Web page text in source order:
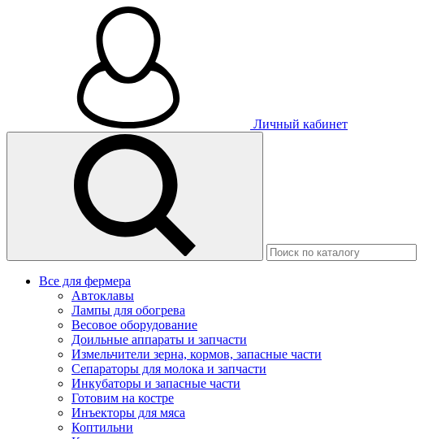
Личный кабинет
Все для фермера
Автоклавы
Лампы для обогрева
Весовое оборудование
Доильные аппараты и запчасти
Измельчители зерна, кормов, запасные части
Сепараторы для молока и запчасти
Инкубаторы и запасные части
Готовим на костре
Инъекторы для мяса
Коптильни